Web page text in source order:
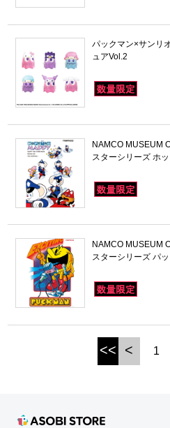
パックマン×サンリ
ュアVol.2
NAMCO MUSEUM
スターシリーズ ホ
NAMCO MUSEUM
スターシリーズ パ
<< < 1